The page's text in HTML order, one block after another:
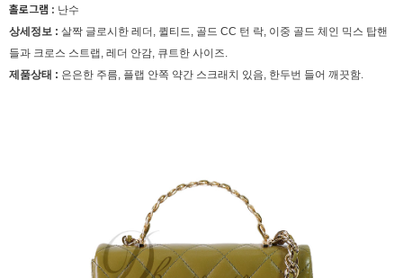
홀로그램 : 난수
상세정보 : 살짝 글로시한 레더, 퀼티드, 골드 CC 턴 락, 이중 골드 체인 믹스 탑핸
들과 크로스 스트랩, 레더 안감, 큐트한 사이즈.
제품상태 : 은은한 주름, 플랩 안쪽 약간 스크래치 있음, 한두번 들어 깨끗함.